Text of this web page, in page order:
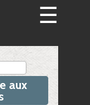
☰
aux